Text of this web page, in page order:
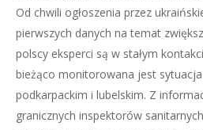
Od chwili ogłoszenia przez
pierwszych danych na temat
polscy eksperci są w stałym
bieżąco monitorowana jest
podkarpackim i lubelskim. Z
granicznych inspektorów